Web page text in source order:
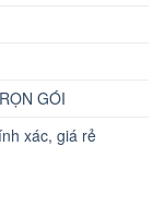
GÓI
xác, giá rẻ